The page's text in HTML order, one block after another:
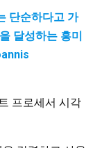
단순하다고 가
달성하는 흥미
프로세서 시각